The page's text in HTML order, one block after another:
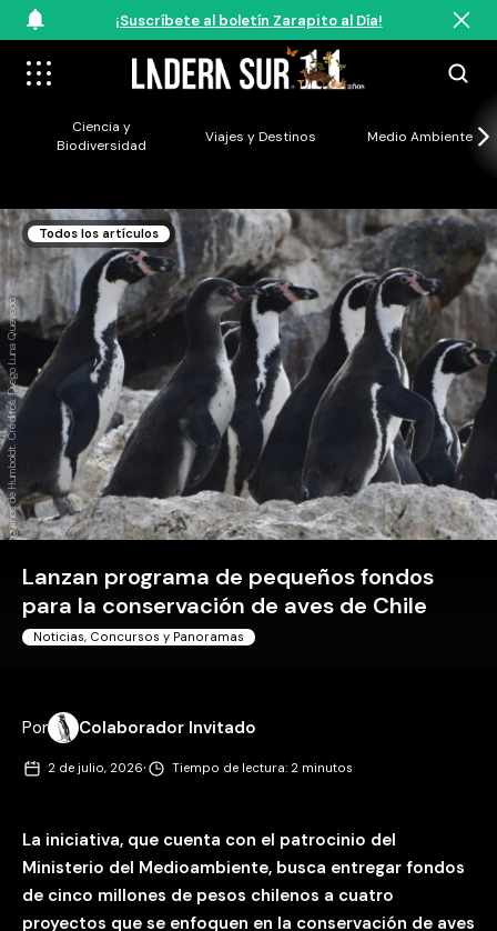
¡Suscríbete al boletín Zarapito al Día!
Ciencia y
Biodiversidad
Viajes y Destinos Medio Ambiente
Pingüinos de Humboldt. Créditos: Diego Luna Quevedo.
Todos los artículos
Lanzan programa de pequeños fondos
para la conservación de aves de Chile
Noticias, Concursos y Panoramas
Por Colaborador Invitado
2 de julio, 2026· Tiempo de lectura: 2 minutos
La iniciativa, que cuenta con el patrocinio del
Ministerio del Medioambiente, busca entregar fondos
de cinco millones de pesos chilenos a cuatro
proyectos que se enfoquen en la conservación de aves